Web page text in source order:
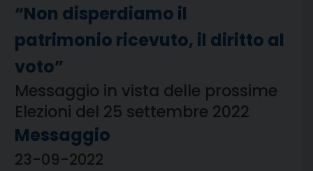
“Non disperdiamo il
patrimonio ricevuto, il diritto al
voto”
Messaggio in vista delle prossime
Elezioni del 25 settembre 2022
Messaggio
23-09-2022